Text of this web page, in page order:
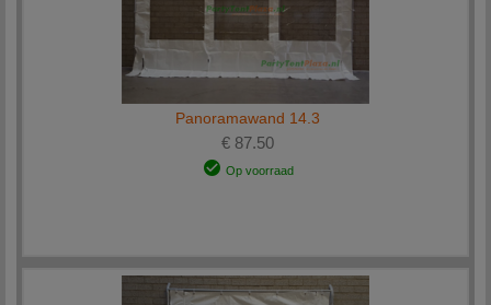
Panoramawand 14.3
€ 87.50
Op voorraad